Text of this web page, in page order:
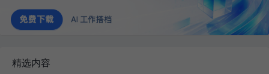
精选内容